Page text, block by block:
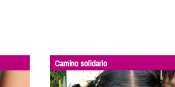
Camino solidario